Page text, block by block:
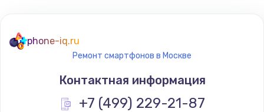
phone-iq.ru
Ремонт смартфонов в Москве
Контактная информация
+7 (499) 229-21-87